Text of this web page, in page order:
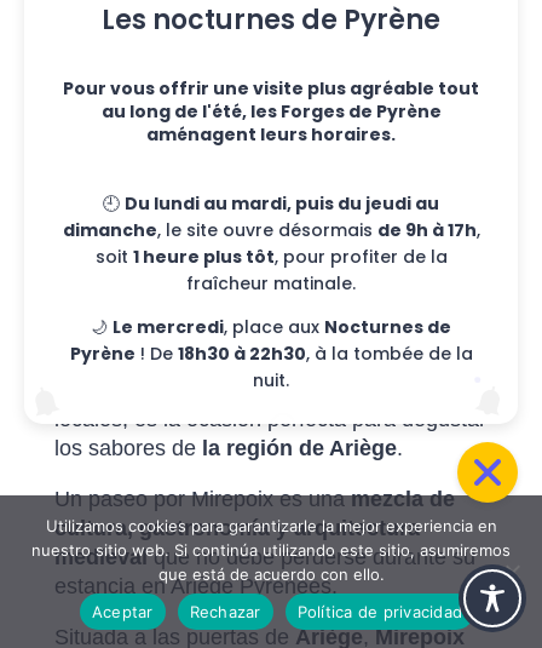
@Stéphane Meurisse – Ariège Pyrénées Tourisme
Mirepoix: Place des Couverts y
mercado medieval
casas con entramado de madera,
transporta a sus visitantes al pasado. El
mercado de los lunes, repleto de productos
locales, es la ocasión perfecta para degustar
los sabores de la región de Ariège.
Un paseo por Mirepoix es unamezcla de
cultura, gastronomía y arquitectura
medievalque no debe perderse durante su
estancia en Ariège Pyrénées.
Situada a las puertas de Ariège,Mirepoix
Les nocturnes de Pyrène
Pour vous offrir une visite plus agréable tout
au long de l'été, les Forges de Pyrène
aménagent leurs horaires.
🕘 Du lundi au mardi, puis du jeudi au
dimanche, le site ouvre désormais de 9h à 17h,
soit 1 heure plus tôt, pour profiter de la
fraîcheur matinale.
🌙 Le mercredi, place aux Nocturnes de
Pyrène ! De 18h30 à 22h30, à la tombée de la
nuit.
Utilizamos cookies para garantizarle la mejor experiencia en
nuestro sitio web. Si continúa utilizando este sitio, asumiremos
que está de acuerdo con ello.
Aceptar
Rechazar Política de privacidad